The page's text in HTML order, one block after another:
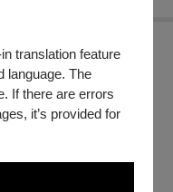
translation feature
language. The
If there are errors
it’s provided for
）、竹籬笆外的春天
費索票，每人限索兩